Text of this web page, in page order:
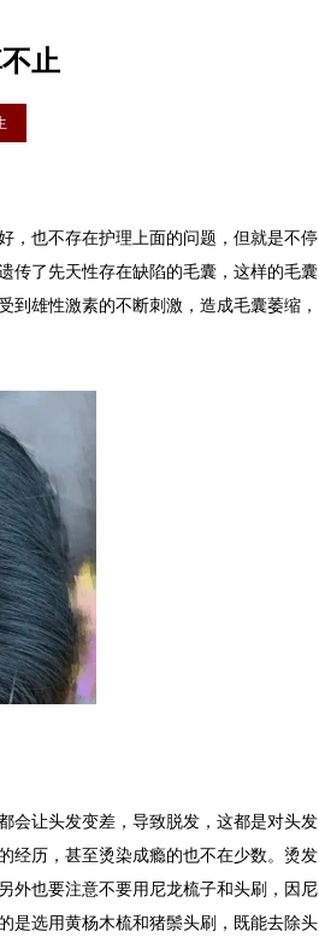
止
也不存在护理上面的问题，但就是不停
传了先天性存在缺陷的毛囊，这样的毛囊
到雄性激素的不断刺激，造成毛囊萎缩，
让头发变差，导致脱发，这都是对头发
经历，甚至烫染成瘾的也不在少数。烫发
外也要注意不要用尼龙梳子和头刷，因尼
是选用黄杨木梳和猪鬃头刷，既能去除头